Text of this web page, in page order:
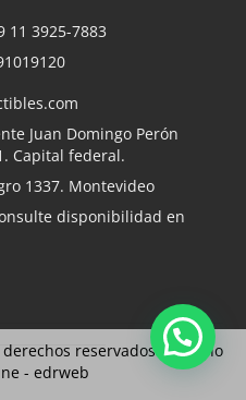
11 3925-7883
Juan Domingo Perón
Capital federal.
1337. Montevideo
disponibilidad en
derechos reservados |Diseño
- edrweb